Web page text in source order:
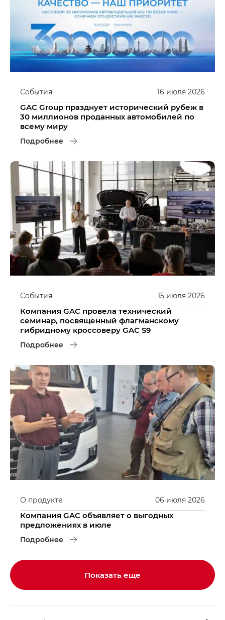
16 июля 2026
События
GAC Group празднует исторический рубеж в
30 миллионов проданных автомобилей по
всему миру
Подробнее
15 июля 2026
События
Компания GAC провела технический
семинар, посвященный флагманскому
гибридному кроссоверу GAC S9
Подробнее
06 июля 2026
О продукте
Компания GAC объявляет о выгодных
предложениях в июле
Подробнее
Показать еще